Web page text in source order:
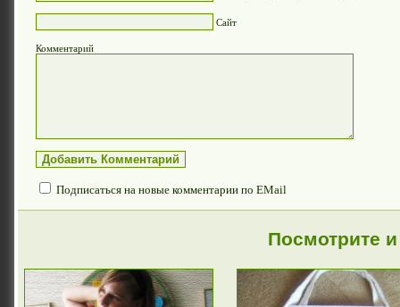
Сайт
Комментарий
Подписаться на новые комментарии по EMail
Посмотрите